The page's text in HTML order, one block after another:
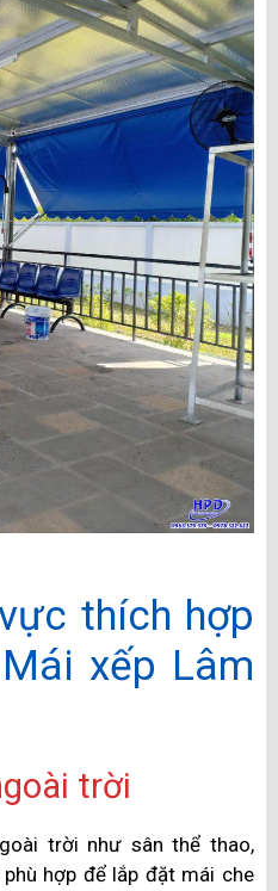
thích hợp
xếp Lâm
trời
trời như sân thể thao,
hợp để lắp đặt mái che